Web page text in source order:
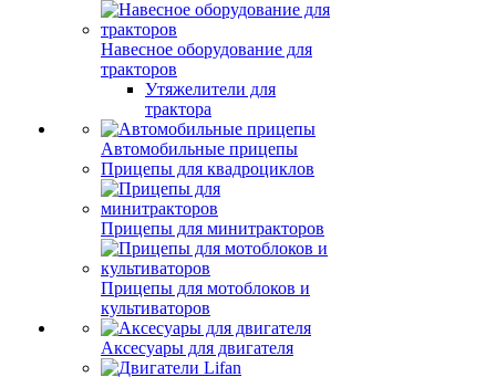
Навесное оборудование для
тракторов
Утяжелители для
трактора
Автомобильные прицепы
Прицепы для квадроциклов
Прицепы для минитракторов
Прицепы для мотоблоков и
культиваторов
Аксесуары для двигателя